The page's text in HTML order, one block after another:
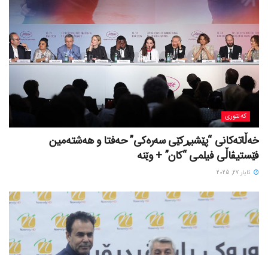
کەلتوری
خه‌ڵاته‌کانی “پێشبڕکێی سه‌ره‌کی” حه‌فتا و هه‌شته‌مین
فێستیڤاڵی فیلمی “کان” + وێنە
ئایار 27, 2025